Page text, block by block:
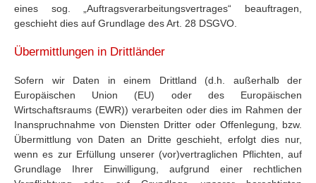
eines sog. „Auftragsverarbeitungsvertrages“ beauftragen,
geschieht dies auf Grundlage des Art. 28 DSGVO.
Übermittlungen in Drittländer
Sofern wir Daten in einem Drittland (d.h. außerhalb der
Europäischen Union (EU) oder des Europäischen
Wirtschaftsraums (EWR)) verarbeiten oder dies im Rahmen der
Inanspruchnahme von Diensten Dritter oder Offenlegung, bzw.
Übermittlung von Daten an Dritte geschieht, erfolgt dies nur,
wenn es zur Erfüllung unserer (vor)vertraglichen Pflichten, auf
Grundlage Ihrer Einwilligung, aufgrund einer rechtlichen